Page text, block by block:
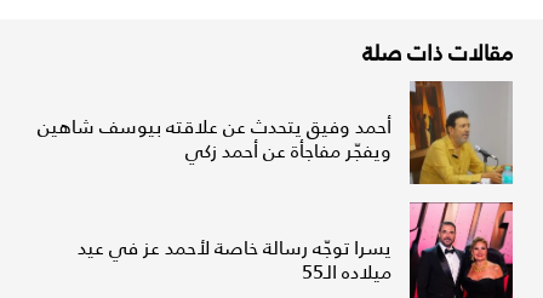
مقالات ذات صلة
أحمد وفيق يتحدث عن علاقته بيوسف شاهين
ويفجّر مفاجأة عن أحمد زكي
يسرا توجّه رسالة خاصة لأحمد عز في عيد
ميلاده الـ55